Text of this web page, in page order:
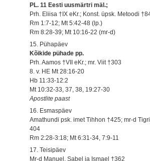
PL. 11 Eesti uusmärtri mäl.;
Prh. Eliisa †IX eKr.; Konst. üpsk. Metoodi
Rm 1:7-12; Mt 5:42-48 (lp.)
Rm 8:28-39; Mt 10:16-22 (mr-d)
15. Pühapäev
Kõikide pühade pp.
Prh. Aamos †VII eKr.; mr. Viit †303
8. v. HE Mt 28:16-20
Hb 11:33-12:2
Mt 10:32-33, 37, 38, 19:27-30
Apostlite paast
16. Esmaspäev
Amathundi psk. imet Tihhon †425; mr-d
404
Rm 2:28-3:18; Mt 6:31-34, 7:9-11
17. Teisipäev
Mr-d Manuel, Sabel ja Ismael †362